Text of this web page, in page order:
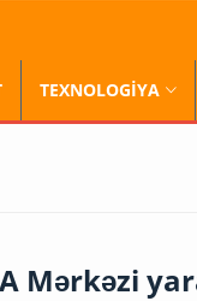
TEXNOLOGİYA
Mərkəzi